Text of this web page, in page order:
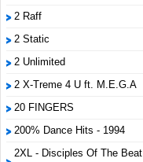
2 Raff
2 Static
2 Unlimited
2 X-Treme 4 U ft. M.E.G.A
20 FINGERS
200% Dance Hits - 1994
2XL - Disciples Of The Beat